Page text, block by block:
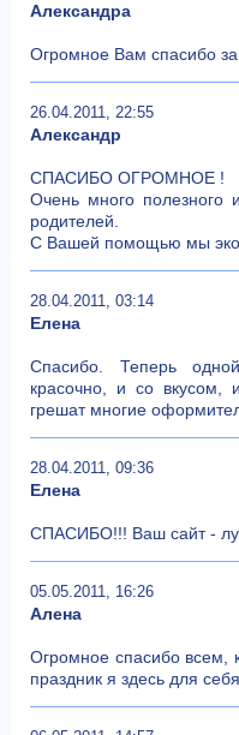
Александра
Огромное Вам спасибо
26.04.2011, 22:55
Александр
СПАСИБО ОГРОМНОЕ !
Очень много полезного
родителей.
С Вашей помощью мы
28.04.2011, 03:14
Елена
Спасибо. Теперь
красочно, и со вкусом,
грешат многие
28.04.2011, 09:36
Елена
СПАСИБО!!! Ваш сайт -
05.05.2011, 16:26
Алена
Огромное спасибо всем,
праздник я здесь для